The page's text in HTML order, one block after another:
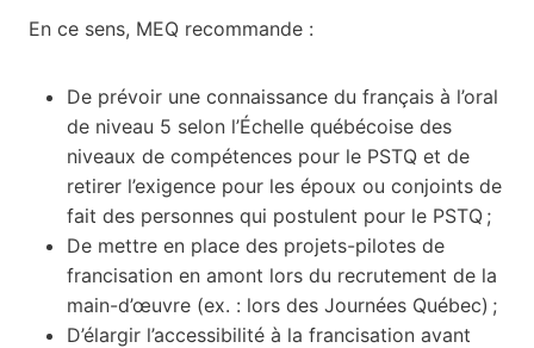
En ce sens, MEQ recommande :
De prévoir une connaissance du français à l’oral
de niveau 5 selon l’Échelle québécoise des
niveaux de compétences pour le PSTQ et de
retirer l’exigence pour les époux ou conjoints de
fait des personnes qui postulent pour le PSTQ ;
De mettre en place des projets-pilotes de
francisation en amont lors du recrutement de la
main-d’œuvre (ex. : lors des Journées Québec) ;
D’élargir l’accessibilité à la francisation avant